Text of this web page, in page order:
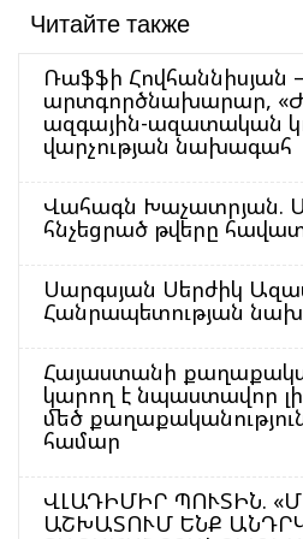
Читайте также
Ռաֆֆի Հովհաննիսյան – ՀՀ նախկին
արտգործնախարար,
ազգային-ազատական
վարչության նախագահ
Վահագն Խաչատրյան.
հնչեցրած թվերը հավատ
Սարգսյան Սերժիկ
Հանրապետության
Հայաստանի
կարող է նպաստավոր
մեծ
համար
ՎԼԱԴԻՄԻՐ ՊՈՒՏԻՆ.
ԱՇԽԱՏՈՒՄ ԵՆՔ